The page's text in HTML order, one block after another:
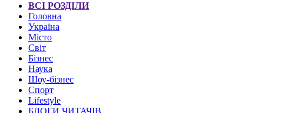
ВСІ РОЗДІЛИ
Головна
Україна
Місто
Світ
Бізнес
Наука
Шоу-бізнес
Спорт
Lifestyle
БЛОГИ ЧИТАЧІВ